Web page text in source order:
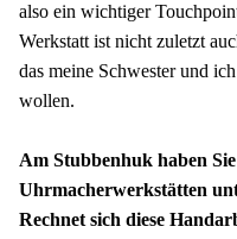
also ein wichtiger
Werkstatt ist nicht zuletzt
das meine Schwester und
wollen.
Am Stubbenhuk haben
Uhrmacherwerkstätten
Rechnet sich diese